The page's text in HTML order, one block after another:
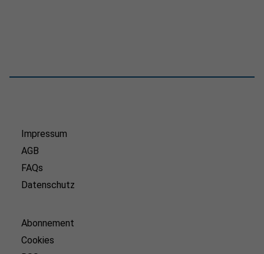
Impressum
AGB
FAQs
Datenschutz
Abonnement
Cookies